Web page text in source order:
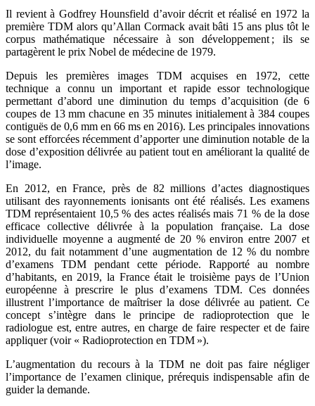
Il revient à Godfrey Hounsfield d’avoir décrit et réalisé en 1972 la
première TDM alors qu’Allan Cormack avait bâti 15 ans plus tôt le
corpus mathématique nécessaire à son développement ; ils se
partagèrent le prix Nobel de médecine de 1979.
Depuis les premières images TDM acquises en 1972, cette
technique a connu un important et rapide essor technologique
permettant d’abord une diminution du temps d’acquisition (de 6
coupes de 13 mm chacune en 35 minutes initialement à 384 coupes
contiguës de 0,6 mm en 66 ms en 2016). Les principales innovations
se sont efforcées récemment d’apporter une diminution notable de la
dose d’exposition délivrée au patient tout en améliorant la qualité de
l’image.
En 2012, en France, près de 82 millions d’actes diagnostiques
utilisant des rayonnements ionisants ont été réalisés. Les examens
TDM représentaient 10,5 % des actes réalisés mais 71 % de la dose
efficace collective délivrée à la population française. La dose
individuelle moyenne a augmenté de 20 % environ entre 2007 et
2012, du fait notamment d’une augmentation de 12 % du nombre
d’examens TDM pendant cette période. Rapporté au nombre
d’habitants, en 2019, la France était le troisième pays de l’Union
européenne à prescrire le plus d’examens TDM. Ces données
illustrent l’importance de maîtriser la dose délivrée au patient. Ce
concept s’intègre dans le principe de radioprotection que le
radiologue est, entre autres, en charge de faire respecter et de faire
appliquer (voir « Radioprotection en TDM »).
L’augmentation du recours à la TDM ne doit pas faire négliger
l’importance de l’examen clinique, prérequis indispensable afin de
guider la demande.